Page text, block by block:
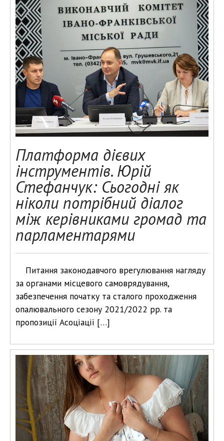
Платформа дієвих
інструментів. Юрій
Стефанчук: Сьогодні як
ніколи потрібний діалог
між керівниками громад та
парламентарями
Питання законодавчого врегулювання нагляду
за органами місцевого самоврядування,
забезпечення початку та сталого проходження
опалювального сезону 2021/2022 рр. та
пропозиції Асоціації […]